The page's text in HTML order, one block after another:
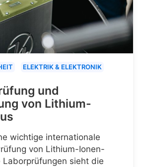
ELEKTRIK & ELEKTRONIK
und
von Lithium-
wichtige internationale
von Lithium-Ionen-
Laborprüfungen sieht die